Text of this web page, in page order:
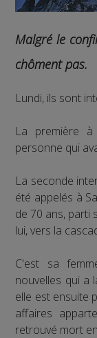
Malgré le
chôment pas.
Lundi, ils sont
La première
personne qui
La seconde
été appelés à
de 70 ans, parti
lui, vers la
C'est sa
nouvelles qui a
elle est ensuite
affaires
retrouvé mort